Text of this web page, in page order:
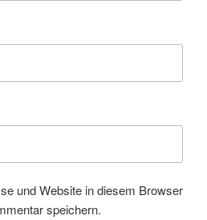
und Website in diesem Browser
speichern.